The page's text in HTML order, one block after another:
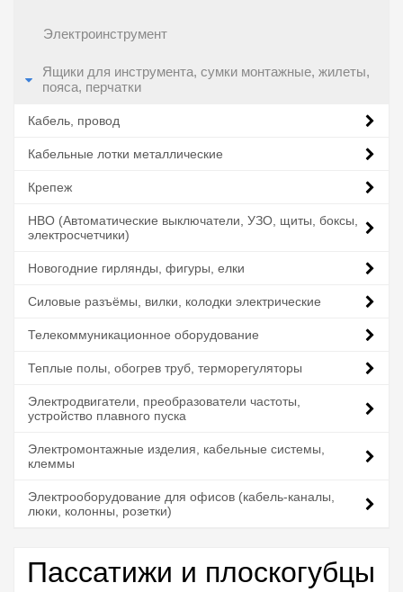
Электроинструмент
Ящики для инструмента, сумки монтажные, жилеты,
пояса, перчатки
Кабель, провод
Кабельные лотки металлические
Крепеж
НВО (Автоматические выключатели, УЗО, щиты, боксы,
электросчетчики)
Новогодние гирлянды, фигуры, елки
Силовые разъёмы, вилки, колодки электрические
Телекоммуникационное оборудование
Теплые полы, обогрев труб, терморегуляторы
Электродвигатели, преобразователи частоты,
устройство плавного пуска
Электромонтажные изделия, кабельные системы,
клеммы
Электрооборудование для офисов (кабель-каналы,
люки, колонны, розетки)
Пассатижи и плоскогубцы